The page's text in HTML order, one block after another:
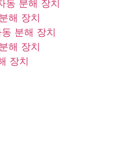
동 분해 장치
해 장치
분해 장치
해 장치
장치